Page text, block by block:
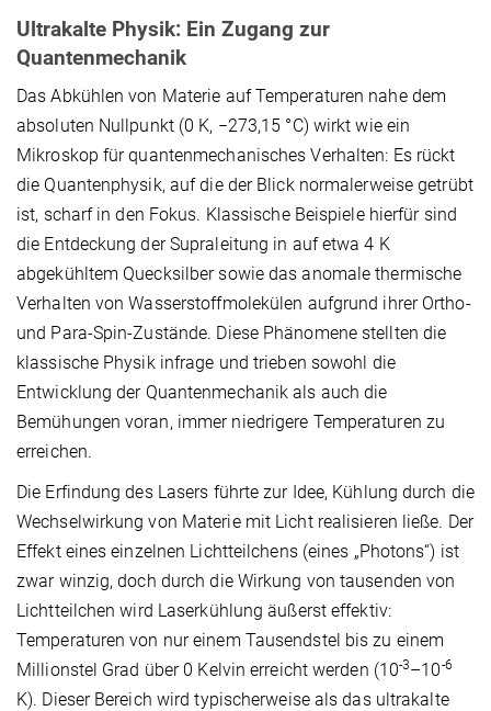
Ultrakalte Physik: Ein Zugang zur
Quantenmechanik
Das Abkühlen von Materie auf Temperaturen nahe dem
absoluten Nullpunkt (0 K, −273,15 °C) wirkt wie ein
Mikroskop für quantenmechanisches Verhalten: Es rückt
die Quantenphysik, auf die der Blick normalerweise getrübt
ist, scharf in den Fokus. Klassische Beispiele hierfür sind
die Entdeckung der Supraleitung in auf etwa 4 K
abgekühltem Quecksilber sowie das anomale thermische
Verhalten von Wasserstoffmolekülen aufgrund ihrer Ortho-
und Para-Spin-Zustände. Diese Phänomene stellten die
klassische Physik infrage und trieben sowohl die
Entwicklung der Quantenmechanik als auch die
Bemühungen voran, immer niedrigere Temperaturen zu
erreichen.
Die Erfindung des Lasers führte zur Idee, Kühlung durch die
Wechselwirkung von Materie mit Licht realisieren ließe. Der
Effekt eines einzelnen Lichtteilchens (eines „Photons“) ist
zwar winzig, doch durch die Wirkung von tausenden von
Lichtteilchen wird Laserkühlung äußerst effektiv:
Temperaturen von nur einem Tausendstel bis zu einem
Millionstel Grad über 0 Kelvin erreicht werden (10-3–10-6
K). Dieser Bereich wird typischerweise als das ultrakalte